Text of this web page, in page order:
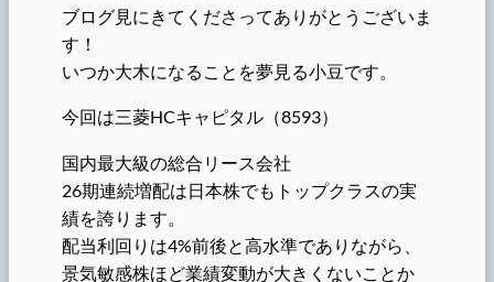
ブログ見にきてくださってありがとうございま
す！
いつか大木になることを夢見る小豆です。
今回は三菱HCキャピタル（8593）
国内最大級の総合リース会社
26期連続増配は日本株でもトップクラスの実
績を誇ります。
配当利回りは4%前後と高水準でありながら、
景気敏感株ほど業績変動が大きくないことか